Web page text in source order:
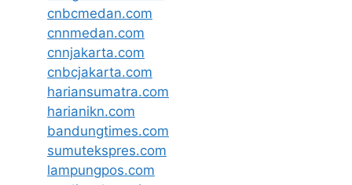
cnbcmedan.com
cnnmedan.com
cnnjakarta.com
cnbcjakarta.com
hariansumatra.com
harianikn.com
bandungtimes.com
sumutekspres.com
lampungpos.com